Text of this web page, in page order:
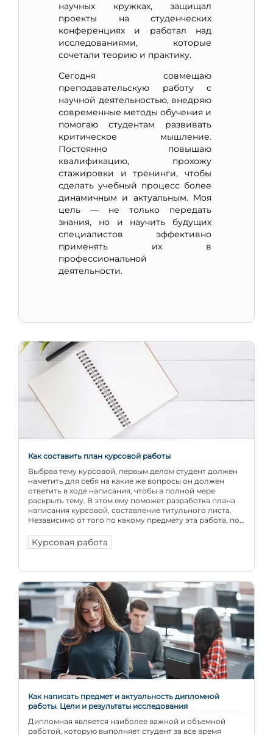
научных кружках, защищал
проекты на студенческих
конференциях и работал над
исследованиями, которые
сочетали теорию и практику.
Сегодня совмещаю
преподавательскую работу с
научной деятельностью, внедряю
современные методы обучения и
помогаю студентам развивать
критическое мышление.
Постоянно повышаю
квалификацию, прохожу
стажировки и тренинги, чтобы
сделать учебный процесс более
динамичным и актуальным. Моя
цель — не только передать
знания, но и научить будущих
специалистов эффективно
применять их в
профессиональной
деятельности.
Как составить план курсовой работы
Выбрав тему курсовой, первым делом студент должен
наметить для себя на какие же вопросы он должен
ответить в ходе написания, чтобы в полной мере
раскрыть тему. В этом ему поможет разработка плана
написания курсовой, составление титульного листа.
Независимо от того по какому предмету эта работа, по
принципы его составления одинаковы […]
Курсовая работа
Как написать предмет и актуальность дипломной
работы. Цели и результаты исследования
Дипломная является наиболее важной и объемной
работой, которую выполняет студент за все время